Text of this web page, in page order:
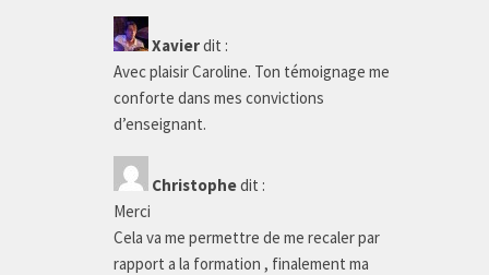
Xavierdit :
Avec plaisir Caroline. Ton témoignage me
conforte dans mes convictions
d’enseignant.
Christophedit :
Merci
Cela va me permettre de me recaler par
rapport a la formation , finalement ma